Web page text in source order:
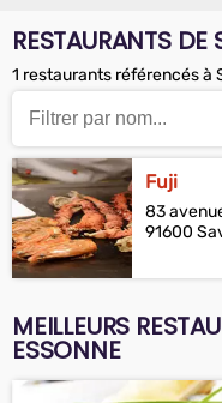
RESTAURANTS
1 restaurants référencés à
Fuji
83
91600
MEILLEURS
ESSONNE